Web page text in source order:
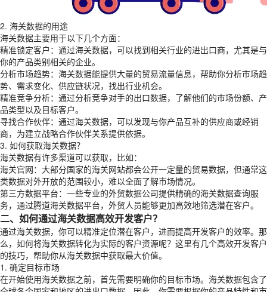
2. 海关数据的用途
海关数据主要用于以下几个方面：
精准锁定客户：通过海关数据，可以找到相关行业的进出口商，尤其是与
你的产品类别相关的企业。
分析市场趋势：海关数据能提供大量的贸易流量信息，帮助你分析市场趋
势、需求变化、供应链状况，找出行业机会。
精准竞争分析：通过分析竞争对手的出口数据，了解他们的市场份额、产
品类型以及目标客户。
寻找合作伙伴：通过海关数据，可以发现与你产品互补的供应商或经销
商，为建立战略合作伙伴关系提供依据。
3. 如何获取海关数据？
海关数据有许多渠道可以获取，比如：
海关官网：大部分国家的海关网站都会公开一定量的贸易数据，但通常这
类数据对外开放的范围较小，难以全面了解市场情况。
第三方数据平台：一些专业的外贸数据公司提供精确的海关数据查询服
务，通过腾道海关数据平台，外贸人员能够更加高效地筛选潜在客户。
二、如何通过海关数据高效开发客户？
通过海关数据，你可以精准定位潜在客户，进而提高开发客户的效率。那
么，如何将海关数据转化为实际的客户资源呢？这里有几个高效开发客户
的技巧，帮助你从海关数据中获取最大价值。
1. 确定目标市场
在开始使用海关数据之前，首先需要明确你的目标市场。海关数据包含了